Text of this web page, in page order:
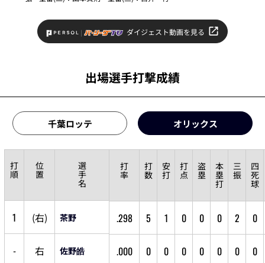
ダイジェスト動画を見る
出場選手打撃成績
千葉ロッテ オリックス
打
順
位
置
選
手
名
打
率
打
数
安
打
打
点
盗
塁
本
塁
打
三
振
四
死
球
1 (右) 茶野 .298 5 1 0 0 0 2 0
- 右 佐野皓 .000 0 0 0 0 0 0 0